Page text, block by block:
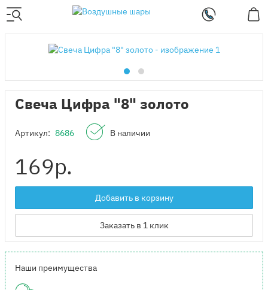
Свеча Цифра "8" золото
Артикул: 8686 В наличии
169р.
Добавить в корзину
Заказать в 1 клик
Наши преимущества